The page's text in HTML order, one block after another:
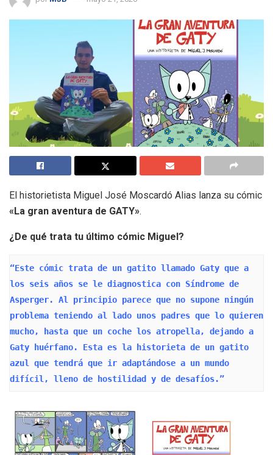
El historietista Miguel José Moscardó Alias lanza su cómic
«La gran aventura de GATY».
¿De qué trata tu último cómic Miguel?
“Este cómic trata de un gatito llamado Gaty que a
los seis años se le diagnostica con Síndrome de
Asperger. Al principio parece que no supone ningún
problema teniendo al lado unos padres que lo quieren
mucho, hasta que un coche los atropella, dejando a
Gaty huérfano. Esta es la historieta de un gatito
azul que tendrá que ir adaptándose a un mundo